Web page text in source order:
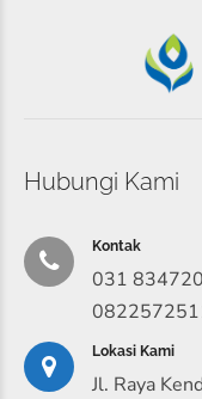
Hubungi Kami
Kontak
031
Lokasi Kami
Jl. Raya